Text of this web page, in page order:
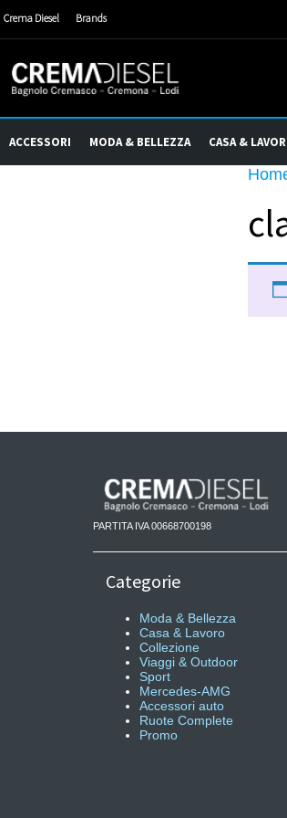
Crema Diesel Brands
ACCESSORI MODA & BELLEZZA CASA &
PARTITA IVA 00668700198
Categorie
Moda & Bellezza
Casa & Lavoro
Collezione
Viaggi & Outdoor
Sport
Mercedes-AMG
Accessori auto
Ruote Complete
Promo